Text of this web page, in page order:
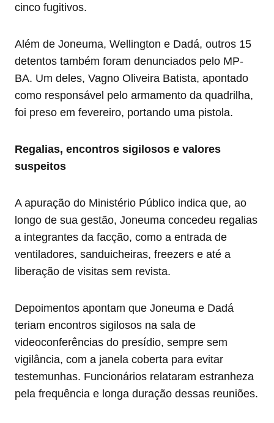
cinco fugitivos.
Além de Joneuma, Wellington e Dadá, outros 15
detentos também foram denunciados pelo MP-
BA. Um deles, Vagno Oliveira Batista, apontado
como responsável pelo armamento da quadrilha,
foi preso em fevereiro, portando uma pistola.
Regalias, encontros sigilosos e valores
suspeitos
A apuração do Ministério Público indica que, ao
longo de sua gestão, Joneuma concedeu regalias
a integrantes da facção, como a entrada de
ventiladores, sanduicheiras, freezers e até a
liberação de visitas sem revista.
Depoimentos apontam que Joneuma e Dadá
teriam encontros sigilosos na sala de
videoconferências do presídio, sempre sem
vigilância, com a janela coberta para evitar
testemunhas. Funcionários relataram estranheza
pela frequência e longa duração dessas reuniões.